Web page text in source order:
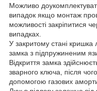
Можливо
випадок якщо монтаж
можливості закріпитися
випадках.
У закритому стані
замка з підпружиненим
Відкриття замка
зварного ключа, після
допомогою газових